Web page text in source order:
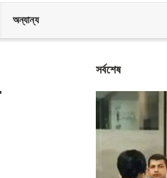
অন্যান্য
সর্বশেষ